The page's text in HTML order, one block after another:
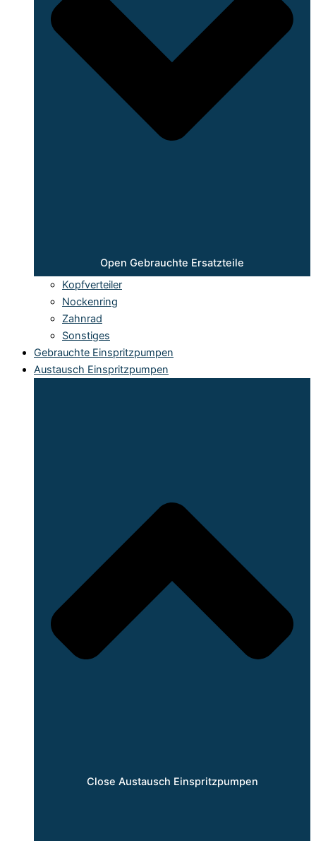
Open Gebrauchte Ersatzteile
Kopfverteiler
Nockenring
Zahnrad
Sonstiges
Gebrauchte Einspritzpumpen
Austausch Einspritzpumpen
Close Austausch Einspritzpumpen